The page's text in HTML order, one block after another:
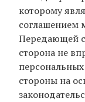
которому
Передающей
сторона не
стороны на